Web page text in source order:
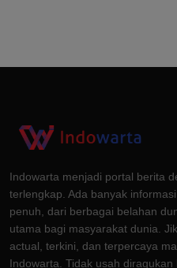
Indowarta menjadi portal berita
terlengkap. Ada banyak
penuh, dari berbagai belahan
utama bagi masyarakat dunia.
actual, terkini, dan terpercaya
Indowarta. Tidak usah